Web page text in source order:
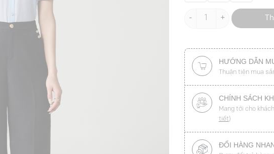
Quần suông túi chéo đính
HƯỚNG DẪN
Thuận tiện mua
CHÍNH SÁCH
Mang tới cho
tiết)
ĐỔI HÀNG